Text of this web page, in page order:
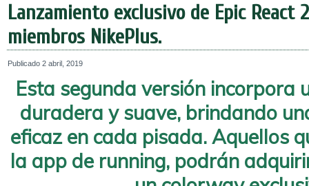
Lanzamiento exclusivo de Epic React
miembros NikePlus.
Publicado 2 abril, 2019
Esta segunda versión incorpora
duradera y suave, brindando
eficaz en cada pisada. Aquellos
la app de running, podrán